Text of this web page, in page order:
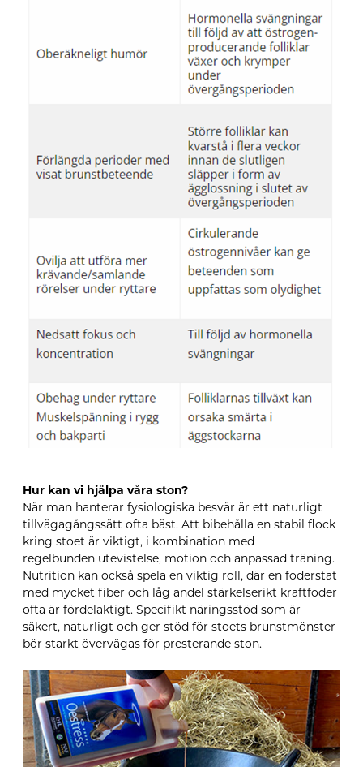
Hur kan vi hjälpa våra ston?
När man hanterar fysiologiska besvär är ett naturligt
tillvägagångssätt ofta bäst. Att bibehålla en stabil flock
kring stoet är viktigt, i kombination med
regelbunden utevistelse, motion och anpassad träning.
Nutrition kan också spela en viktig roll, där en foderstat
med mycket fiber och låg andel stärkelserikt kraftfoder
ofta är fördelaktigt. Specifikt näringsstöd som är
säkert, naturligt och ger stöd för stoets brunstmönster
bör starkt övervägas för presterande ston.